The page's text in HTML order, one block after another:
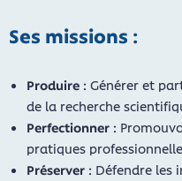
Ses missions :
Produire : Générer et
de la recherche
Perfectionner :
pratiques
Préserver : Défendre les